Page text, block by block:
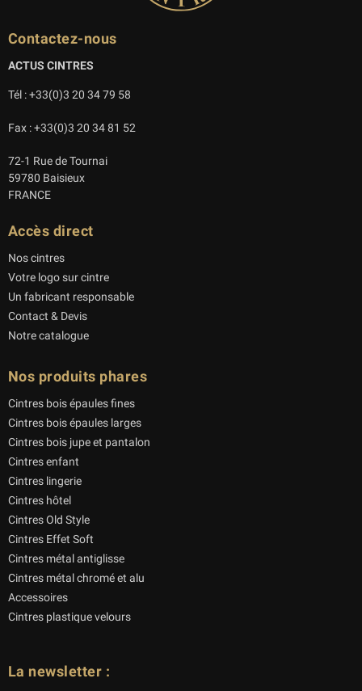
Contactez-nous
ACTUS CINTRES
Tél : +33(0)3 20 34 79 58
Fax : +33(0)3 20 34 81 52
72-1 Rue de Tournai
59780 Baisieux
FRANCE
Accès direct
Nos cintres
Votre logo sur cintre
Un fabricant responsable
Contact & Devis
Notre catalogue
Nos produits phares
Cintres bois épaules fines
Cintres bois épaules larges
Cintres bois jupe et pantalon
Cintres enfant
Cintres lingerie
Cintres hôtel
Cintres Old Style
Cintres Effet Soft
Cintres métal antiglisse
Cintres métal chromé et alu
Accessoires
Cintres plastique velours
La newsletter :